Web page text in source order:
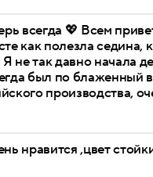
всегда 💖 Всем
как полезла седина,
не так давно начала
был по блаженный
производства,
нравится ,цвет